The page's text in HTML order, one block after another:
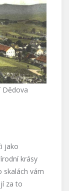
Dědova
jako
krásy
skalách vám
za to